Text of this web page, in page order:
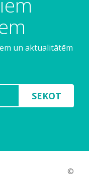
un aktualitātēm
SEKOT
©